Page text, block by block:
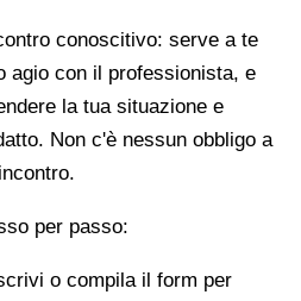
conoscitivo: serve a te
agio con il professionista, e
la tua situazione e
Non c'è nessun obbligo a
per passo:
o compila il form per